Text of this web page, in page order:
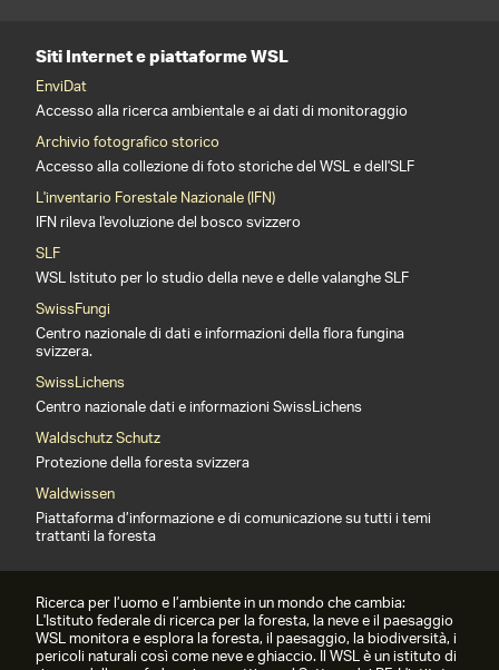
Siti Internet e piattaforme WSL
EnviDat
Accesso alla ricerca ambientale e ai dati di monitoraggio
Archivio fotografico storico
Accesso alla collezione di foto storiche del WSL e dell'SLF
L'inventario Forestale Nazionale (IFN)
IFN rileva l'evoluzione del bosco svizzero
SLF
WSL Istituto per lo studio della neve e delle valanghe SLF
SwissFungi
Centro nazionale di dati e informazioni della flora fungina
svizzera.
SwissLichens
Centro nazionale dati e informazioni SwissLichens
Waldschutz Schutz
Protezione della foresta svizzera
Waldwissen
Piattaforma d’informazione e di comunicazione su tutti i temi
trattanti la foresta
Ricerca per l’uomo e l’ambiente in un mondo che cambia:
L'Istituto federale di ricerca per la foresta, la neve e il paesaggio
WSL monitora e esplora la foresta, il paesaggio, la biodiversità, i
pericoli naturali così come neve e ghiaccio. Il WSL è un istituto di